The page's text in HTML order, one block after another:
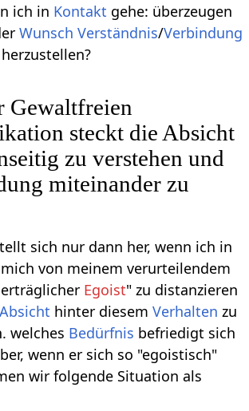
ich in Kontakt gehe: überzeugen
Wunsch Verständnis/Verbindung
Gewaltfreien
steckt die Absicht
zu verstehen und
miteinander zu
sich nur dann her, wenn ich in
von meinem verurteilendem
Egoist" zu distanzieren
Absicht hinter diesemVerhalten zu
welches Bedürfnis befriedigt sich
wenn er sich so "egoistisch"
wir folgende Situation als